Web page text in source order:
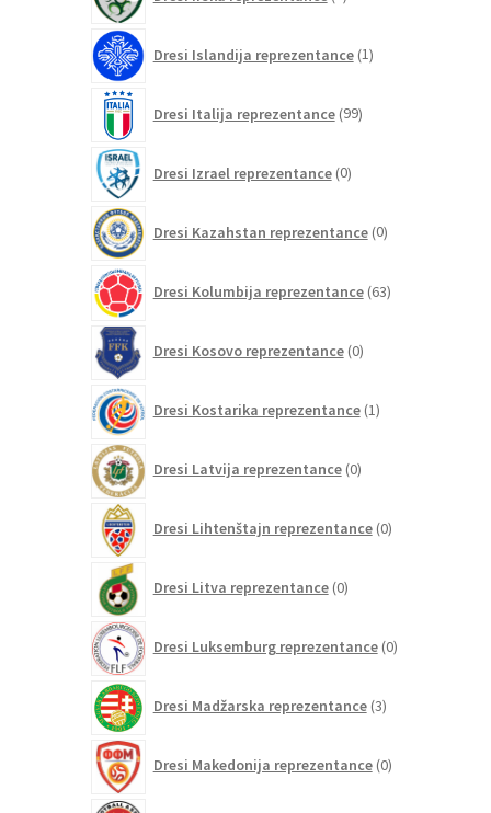
izdelkov
Dresi Islandija reprezentance 1izdelek
Dresi Italija reprezentance 99izdelkov
Dresi Izrael reprezentance 0izdelkov
Dresi Kazahstan reprezentance 0izdelkov
Dresi Kolumbija reprezentance 63izdelkov
Dresi Kosovo reprezentance 0izdelkov
Dresi Kostarika reprezentance 1izdelek
Dresi Latvija reprezentance 0izdelkov
Dresi Lihtenštajn reprezentance 0izdelkov
Dresi Litva reprezentance 0izdelkov
Dresi Luksemburg reprezentance 0izdelkov
Dresi Madžarska reprezentance 3izdelki
Dresi Makedonija reprezentance 0izdelkov